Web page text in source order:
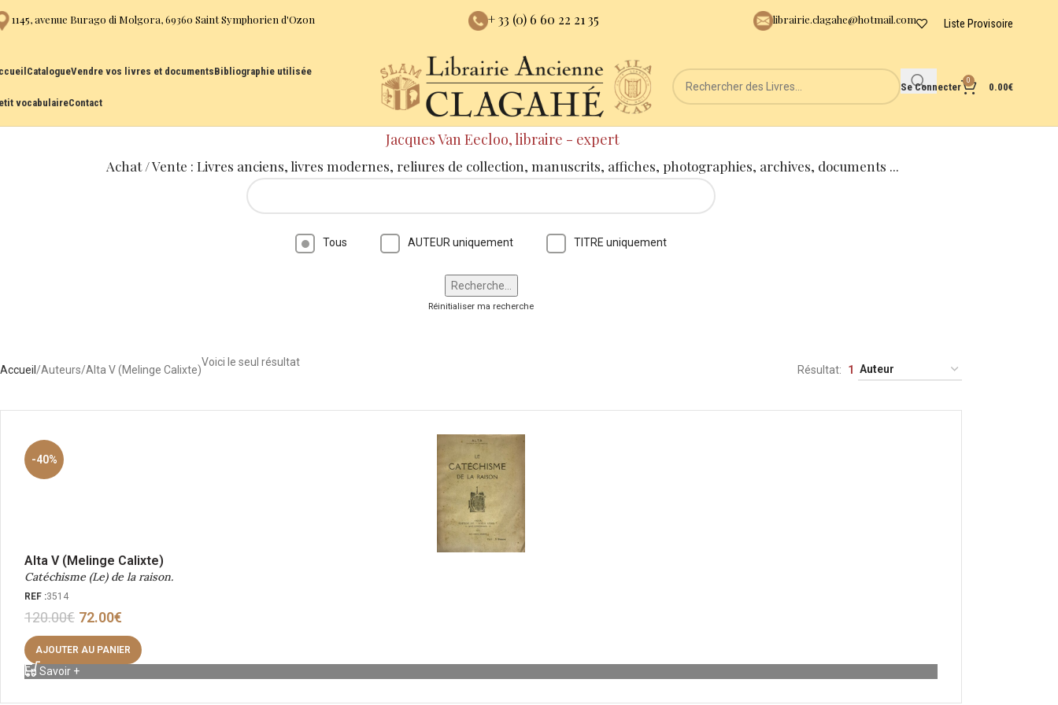
1145, avenue Burago di Molgora, 69360 Saint Symphorien d'Ozon + 33 (0) 6 60 22 21 35 librairie.clagahe@hotmail.com Liste Provisoire
CatalogueVendre vos livres et documentsBibliographie utilisée
vocabulaireContact
Se Connecter
0
0.00€
Jacques Van Eecloo, libraire - expert
Achat / Vente : Livres anciens, livres modernes, reliures de collection, manuscrits, affiches, photographies, archives, documents ...
Tous AUTEUR uniquement TITRE uniquement
Réinitialiser ma recherche
Accueil Auteurs Alta V (Melinge Calixte)
Voici le seul résultat
Résultat 1
-40%
Alta V (Melinge Calixte)
Catéchisme (Le) de la raison.
REF :3514
120.00€ 72.00€
AJOUTER AU PANIER
En Savoir +